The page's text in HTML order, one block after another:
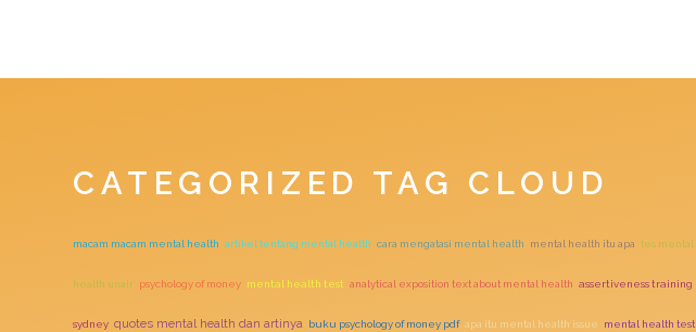
CATEGORIZED TAG CLOUD
macam macam mental health artikel tentang mental health cara mengatasi mental health mental health itu apa tes mental
health unair psychology of money mental health test analytical exposition text about mental health assertiveness training
sydney quotes mental health dan artinya buku psychology of money pdf apa itu mental health issue mental health test